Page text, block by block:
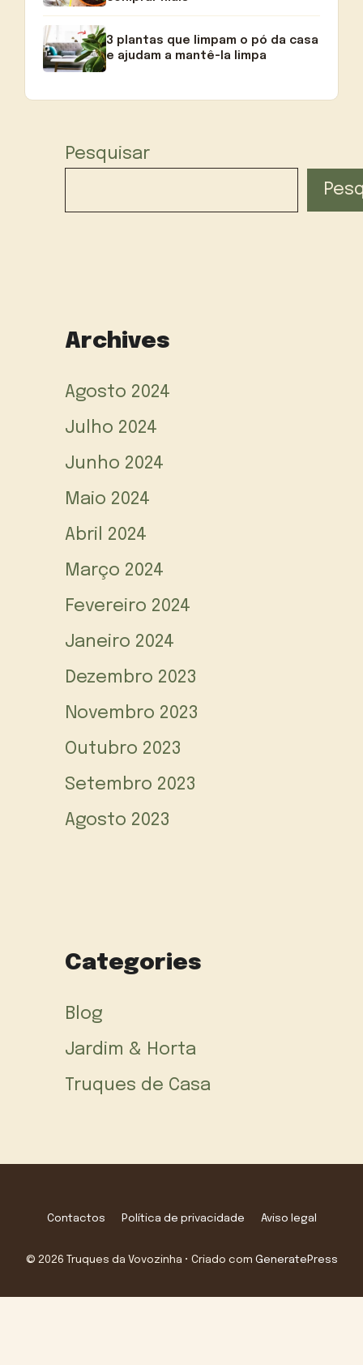
3 plantas que limpam o pó da casa
e ajudam a mantê-la limpa
Pesquisar
Archives
Agosto 2024
Julho 2024
Junho 2024
Maio 2024
Abril 2024
Março 2024
Fevereiro 2024
Janeiro 2024
Dezembro 2023
Novembro 2023
Outubro 2023
Setembro 2023
Agosto 2023
Categories
Blog
Jardim & Horta
Truques de Casa
Contactos Política de privacidade Aviso legal
© 2026 Truques da Vovozinha • Criado com GeneratePress